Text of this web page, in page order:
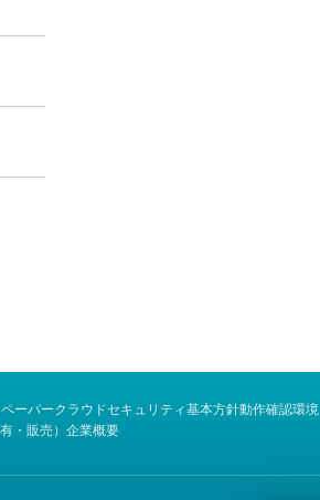
ーパークラウドセキュリティ基本方針動作確認環境
・販売） 企業概要